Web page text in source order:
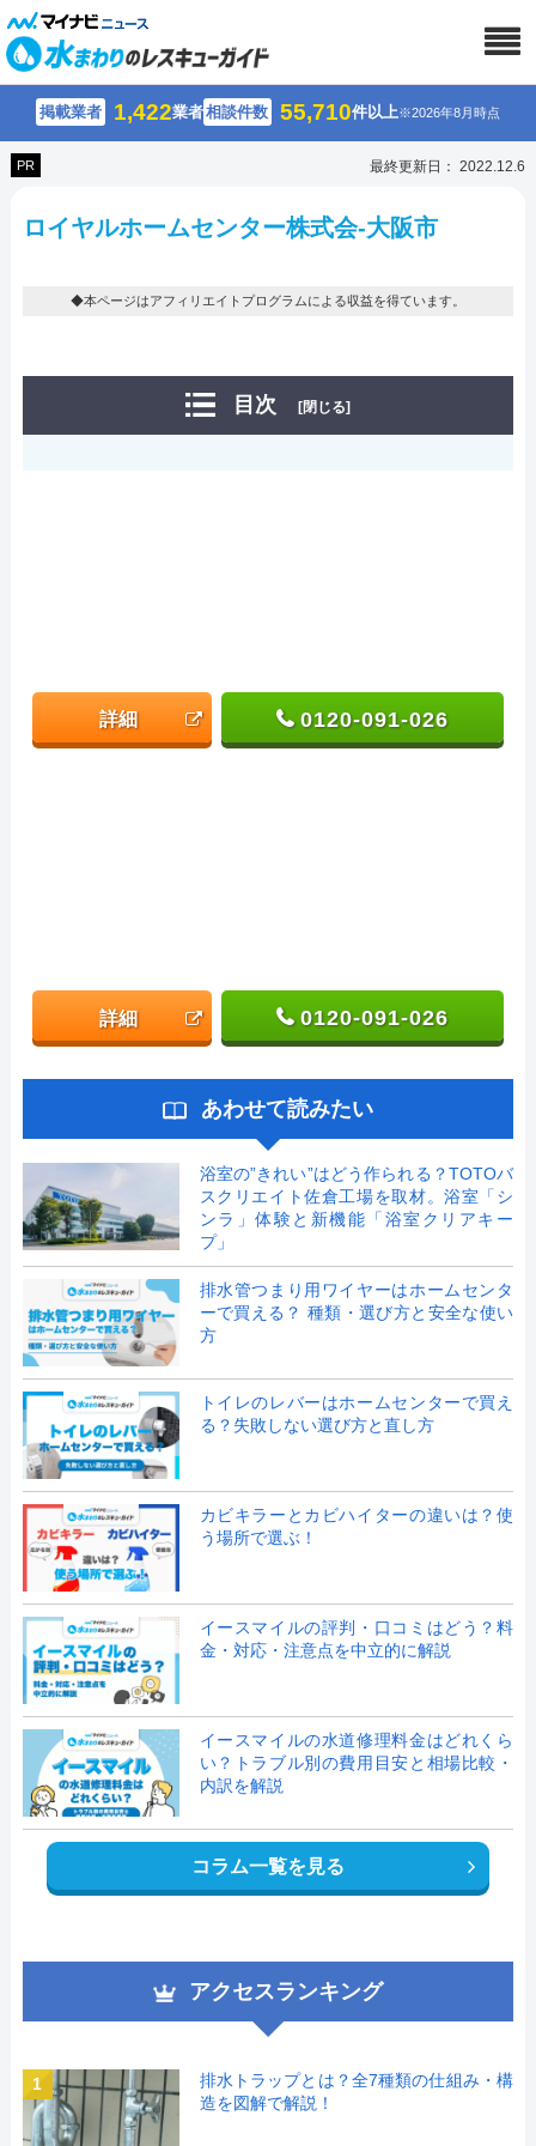
掲載業者 1,422業者相談件数 55,710件以上※2026年8月時点
PR 最終更新日： 2022.12.6
ロイヤルホームセンター株式会-大阪市
◆本ページはアフィリエイトプログラムによる収益を得ています。
目次 [閉じる]
詳細 0120-091-026
詳細 0120-091-026
あわせて読みたい
浴室の”きれい”はどう作られる？TOTOバ
スクリエイト佐倉工場を取材。浴室「シ
ンラ」体験と新機能「浴室クリアキー
プ」
排水管つまり用ワイヤーはホームセンタ
ーで買える？ 種類・選び方と安全な使い
方
トイレのレバーはホームセンターで買え
る？失敗しない選び方と直し方
カビキラーとカビハイターの違いは？使
う場所で選ぶ！
イースマイルの評判・口コミはどう？料
金・対応・注意点を中立的に解説
イースマイルの水道修理料金はどれくら
い？トラブル別の費用目安と相場比較・
内訳を解説
コラム一覧を見る
アクセスランキング
1
排水トラップとは？全7種類の仕組み・構
造を図解で解説！